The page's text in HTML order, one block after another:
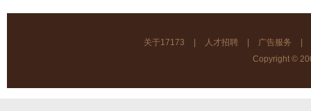
关于17173 人才招聘 广告服务
Copyright ©